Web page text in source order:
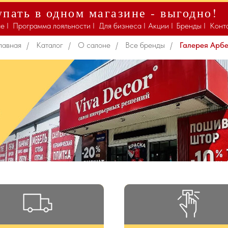
в одном магазине - выгодно!
Бренды I
Акции I
Для бизнеса I
Программа лояльности I
I
Галерея Арбен
/ Каталог / О салоне / Все бренды / Галерея